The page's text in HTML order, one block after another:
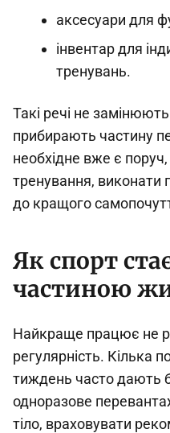
аксесуари для
інвентар для
тренувань.
Такі речі не
прибирають частину
необхідне вже є
тренування, виконати
до кращого
Як спорт
частиною
Найкраще працює не
регулярність. Кілька
тиждень часто дають
одноразове
тіло, враховувати